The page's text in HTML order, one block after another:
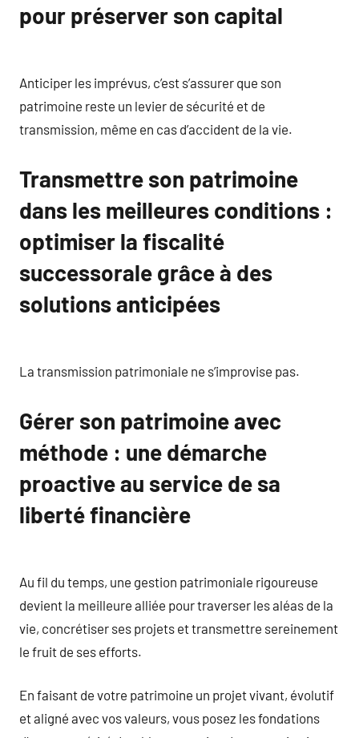
pour préserver son capital
Anticiper les imprévus, c’est s’assurer que son
patrimoine reste un levier de sécurité et de
transmission, même en cas d’accident de la vie.
Transmettre son patrimoine
dans les meilleures conditions :
optimiser la fiscalité
successorale grâce à des
solutions anticipées
La transmission patrimoniale ne s’improvise pas.
Gérer son patrimoine avec
méthode : une démarche
proactive au service de sa
liberté financière
Au fil du temps, une gestion patrimoniale rigoureuse
devient la meilleure alliée pour traverser les aléas de la
vie, concrétiser ses projets et transmettre sereinement
le fruit de ses efforts.
En faisant de votre patrimoine un projet vivant, évolutif
et aligné avec vos valeurs, vous posez les fondations